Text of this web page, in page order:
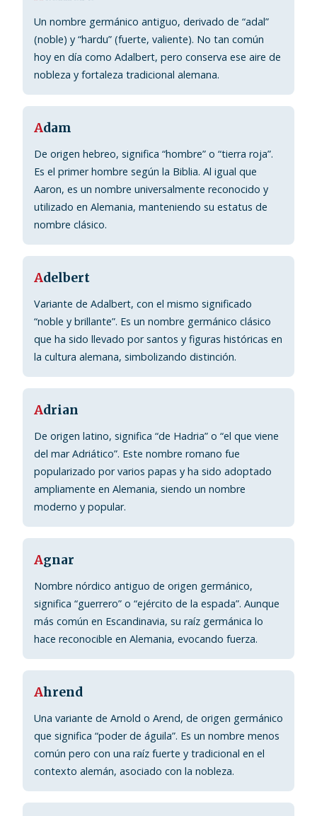
Un nombre germánico antiguo, derivado de “adal”
(noble) y “hardu” (fuerte, valiente). No tan común
hoy en día como Adalbert, pero conserva ese aire de
nobleza y fortaleza tradicional alemana.
Adam
De origen hebreo, significa “hombre” o “tierra roja”.
Es el primer hombre según la Biblia. Al igual que
Aaron, es un nombre universalmente reconocido y
utilizado en Alemania, manteniendo su estatus de
nombre clásico.
Adelbert
Variante de Adalbert, con el mismo significado
“noble y brillante”. Es un nombre germánico clásico
que ha sido llevado por santos y figuras históricas en
la cultura alemana, simbolizando distinción.
Adrian
De origen latino, significa “de Hadria” o “el que viene
del mar Adriático”. Este nombre romano fue
popularizado por varios papas y ha sido adoptado
ampliamente en Alemania, siendo un nombre
moderno y popular.
Agnar
Nombre nórdico antiguo de origen germánico,
significa “guerrero” o “ejército de la espada”. Aunque
más común en Escandinavia, su raíz germánica lo
hace reconocible en Alemania, evocando fuerza.
Ahrend
Una variante de Arnold o Arend, de origen germánico
que significa “poder de águila”. Es un nombre menos
común pero con una raíz fuerte y tradicional en el
contexto alemán, asociado con la nobleza.